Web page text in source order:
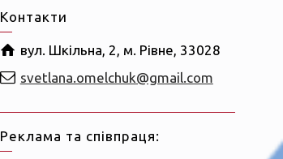
Контакти
вул. Шкільна, 2, м. Рівне, 33028
svetlana.omelchuk@gmail.com
Реклама та співпраця: